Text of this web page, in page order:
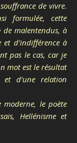
de vivre.
formulée, cette
malentendus, à
et d’indifférence à
pas le cas, car je
mot est le résultat
d’une relation
le poète
Hellénisme et